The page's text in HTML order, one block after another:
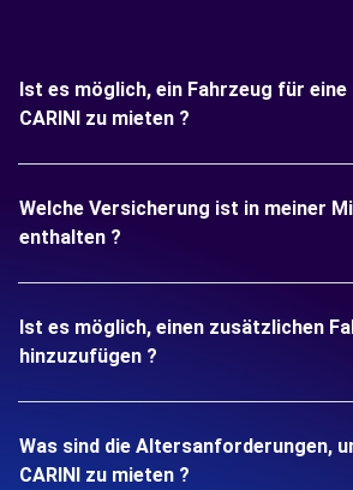
Ist es möglich, ein Fahrzeug für eine
CARINI zu mieten ?
Welche Versicherung ist in meiner
enthalten ?
Ist es möglich, einen zusätzlichen
hinzuzufügen ?
Was sind die Altersanforderungen,
CARINI zu mieten ?